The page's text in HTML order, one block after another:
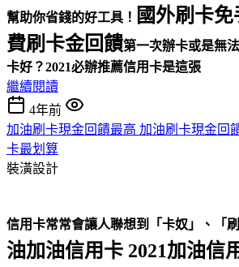
幫助你省錢的好工具！ 國外刷卡
費刷卡金回饋第一次辦卡或是無
卡好？2021必辦推薦信用卡是這張
繼續閱讀
4年前
加油刷卡現金回饋最高 加油刷卡現金回
卡最划算
裝潢設計
信用卡常常會讓人聯想到「卡奴」、「
油加油信用卡 2021加油信